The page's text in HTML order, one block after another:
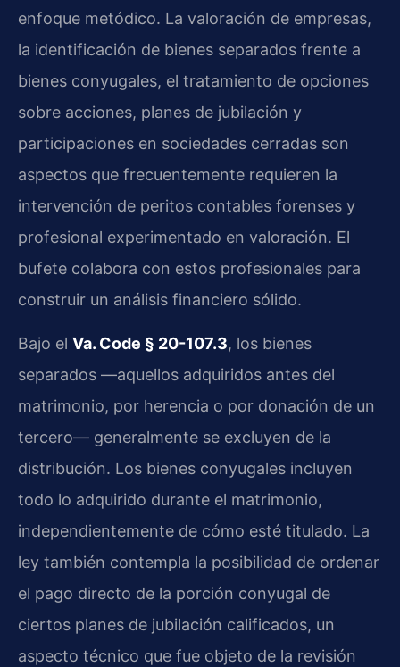
enfoque metódico. La valoración de empresas,
la identificación de bienes separados frente a
bienes conyugales, el tratamiento de opciones
sobre acciones, planes de jubilación y
participaciones en sociedades cerradas son
aspectos que frecuentemente requieren la
intervención de peritos contables forenses y
profesional experimentado en valoración. El
bufete colabora con estos profesionales para
construir un análisis financiero sólido.
Bajo el Va. Code § 20-107.3, los bienes
separados —aquellos adquiridos antes del
matrimonio, por herencia o por donación de un
tercero— generalmente se excluyen de la
distribución. Los bienes conyugales incluyen
todo lo adquirido durante el matrimonio,
independientemente de cómo esté titulado. La
ley también contempla la posibilidad de ordenar
el pago directo de la porción conyugal de
ciertos planes de jubilación calificados, un
aspecto técnico que fue objeto de la revisión